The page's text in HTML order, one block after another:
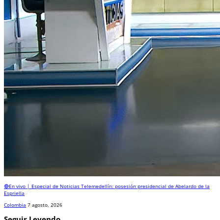
🔴En vivo | Especial de Noticias Telemedellín: posesión presidencial de Abelardo de la
Espriella
Colombia 7 agosto, 2026